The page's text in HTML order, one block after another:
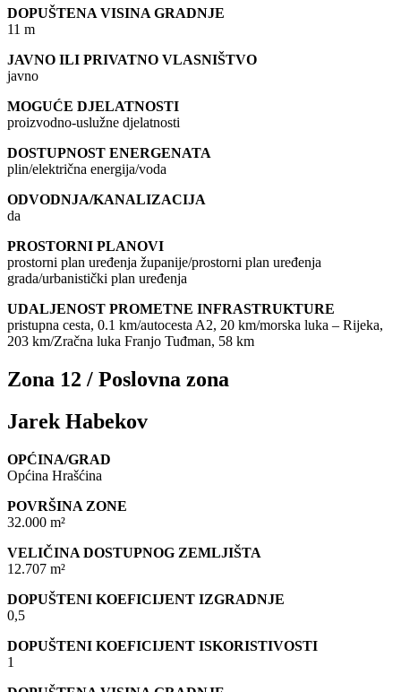
DOPUŠTENA VISINA GRADNJE
11 m
JAVNO ILI PRIVATNO VLASNIŠTVO
javno
MOGUĆE DJELATNOSTI
proizvodno-uslužne djelatnosti
DOSTUPNOST ENERGENATA
plin/električna energija/voda
ODVODNJA/KANALIZACIJA
da
PROSTORNI PLANOVI
prostorni plan uređenja županije/prostorni plan uređenja
grada/urbanistički plan uređenja
UDALJENOST PROMETNE INFRASTRUKTURE
pristupna cesta, 0.1 km/autocesta A2, 20 km/morska luka – Rijeka,
203 km/Zračna luka Franjo Tuđman, 58 km
Zona 12 / Poslovna zona
Jarek Habekov
OPĆINA/GRAD
Općina Hrašćina
POVRŠINA ZONE
32.000 m²
VELIČINA DOSTUPNOG ZEMLJIŠTA
12.707 m²
DOPUŠTENI KOEFICIJENT IZGRADNJE
0,5
DOPUŠTENI KOEFICIJENT ISKORISTIVOSTI
1